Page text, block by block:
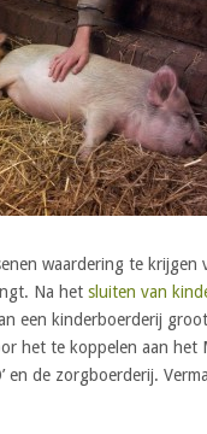
waardering te
Na het sluiten van
een kinderboerderij
het te koppelen aan het
en de zorgboerderij.